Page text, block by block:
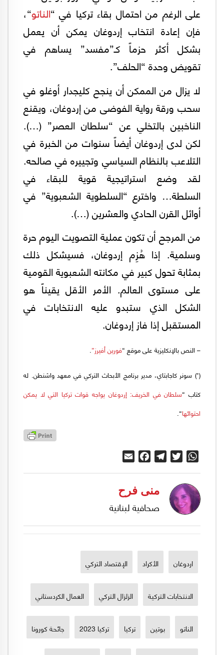
على الرغم من احتمال بقاء تركيا في “الناتو“،
فإن إعادة انتخاب إردوغان يمكن أن يعمل
بشكل أكثر حزماً كـ”مفسد” يساهم في
تقويض وحدة “الحلف”.
لا يزال من الممكن أن ينجح كليجدار أوغلو في
سحب ورقة رواية الفوضى من إردوغان، ويقنع
الناخبين بالتخلي عن “سلطان العصر” (…).
لكن لدى إردوغان أيضاً سنوات من الخبرة في
التلاعب بالنظام السياسي وتجييره في صالحه.
لقد وضع استراتيجية قوية للبقاء في
السلطة… واخترع “السلطوية الشعبوية” في
أوائل القرن الحادي والعشرين (…).
من المرجح أن تكون عملية التصويت اليوم حرة
وسلمية. إذا هُزِم إردوغان، فسيشكل ذلك
بمثابة تحول كبير في مكانته الشعبوية القومية
على مستوى العالم. الأمر الأقل يقيناً هو
الشكل الذي ستبدو عليه الانتخابات في
المستقبل إذا فاز إردوغان.
– النص بالإنكليزية على موقع “فورين أفيرز”.
(*) سونر كاجابتاي، مدير برنامج الأبحاث التركي في معهد واشنطن. له
كتاب “سلطان في الخريف: إردوغان يواجه قوات تركيا التي لا يمكن
احتوائها“.
WhatsApp
Twitter
Telegram
Facebook
منى فرح
صحافية لبنانية
اردوغان الأكراد الإقتصاد التركي
الانتخابات التركية الزلزال التركي العمال الكردستاني
الناتو بوتين تركيا تركيا 2023 جائحة كورونا